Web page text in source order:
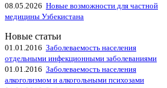
08.05.2026 Новые возможности для частной
медицины Узбекистана
Новые статьи
01.01.2016 Заболеваемость населения
отдельными инфекционными заболеваниями
01.01.2016 Заболеваемость населения
алкоголизмом и алкогольными психозами